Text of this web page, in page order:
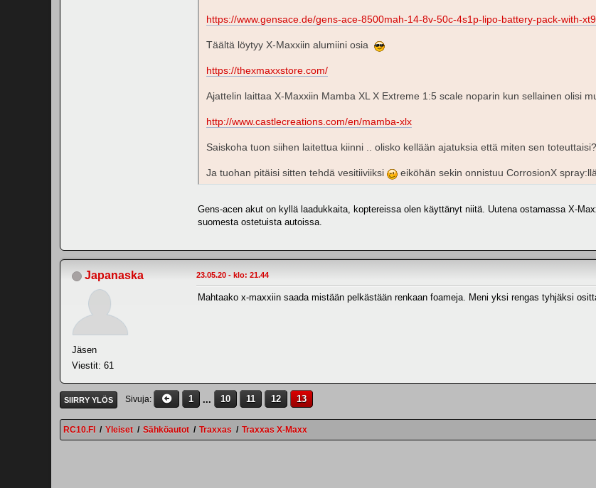
https://www.gensace.de/gens-ace-8500mah-14-8v-50c-4s1p-lipo-battery-pack-with-
Täältä löytyy X-Maxxiin alumiini osia
https://thexmaxxstore.com/
Ajattelin laittaa X-Maxxiin Mamba XL X Extreme 1:5 scale noparin kun sellainen olisi
http://www.castlecreations.com/en/mamba-xlx
Saiskoha tuon siihen laitettua kiinni .. olisko kellään ajatuksia että miten sen toteuttaisi?
Ja tuohan pitäisi sitten tehdä vesitiiviiksi eiköhän sekin onnistuu CorrosionX
Gens-acen akut on kyllä laadukkaita, koptereissa olen käyttänyt niitä. Uutena ostamassa X-
suomesta ostetuista autoissa.
Japanaska
Jäsen
Viestit: 61
23.05.20 - klo: 21.44
Mahtaako x-maxxiin saada mistään pelkästään renkaan foameja. Meni yksi rengas tyhjäksi
SIIRRY YLÖS Sivuja 1 ... 10 11 12 13
RC10.FI / Yleiset / Sähköautot / Traxxas / Traxxas X-Maxx